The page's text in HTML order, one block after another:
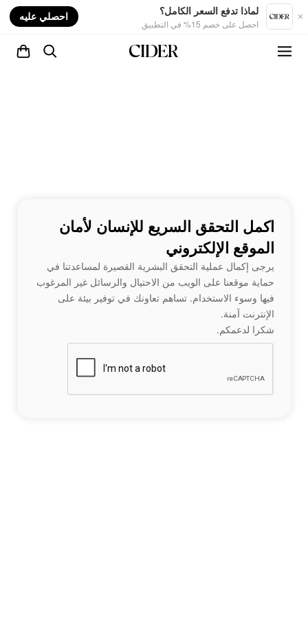
لماذا تدفع السعر الكامل؟
احصل على خصم 15% في التطبيق
احصلي عليه
اكمل التحقق السريع للإنسان لأمان
الموقع الإلكتروني
يرجى إكمال عملية التحقق البشرية القصيرة لمساعدتنا في
حماية موقعنا على الويب من الاحتيال والرسائل غير المرغوب
فيها وسوء الاستخدام. تساهم تعاونك في توفير بيئة على
الإنترنت آمنة.
شكرا لدعمكم.